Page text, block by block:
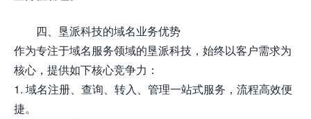
四、垦派科技的域名业务优势
作为专注于域名服务领域的垦派科技，始终以客户需求为
核心，提供如下核心竞争力：
1. 域名注册、查询、转入、管理一站式服务，流程高效便
捷。